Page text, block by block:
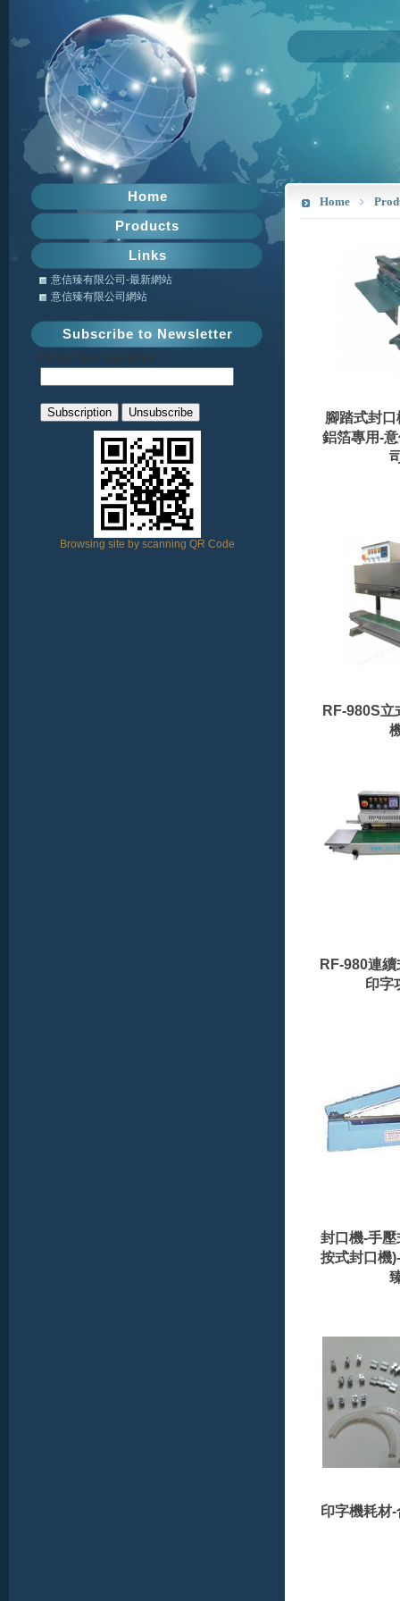
Home ﹥
腳踏式封
鋁箔專用-
RF-980S立
RF-980連
印字
封口機-手
按式封口機
印字機耗材
Home
Products
Links
意信臻有限公司-最新網站
意信臻有限公司網站
Subscribe to Newsletter
Please enter your Email:
Browsing site by scanning QR Code